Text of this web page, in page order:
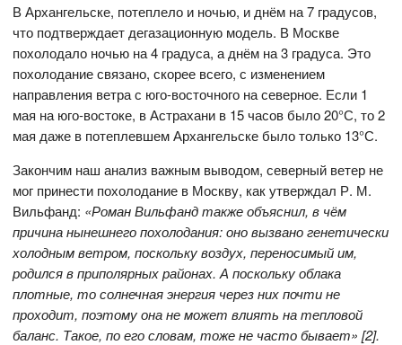
В Архангельске, потеплело и ночью, и днём на 7 градусов,
что подтверждает дегазационную модель. В Москве
похолодало ночью на 4 градуса, а днём на 3 градуса. Это
похолодание связано, скорее всего, с изменением
направления ветра с юго-восточного на северное. Если 1
мая на юго-востоке, в Астрахани в 15 часов было 20°С, то 2
мая даже в потеплевшем Архангельске было только 13°С.
Закончим наш анализ важным выводом, северный ветер не
мог принести похолодание в Москву, как утверждал Р. М.
Вильфанд: «Роман Вильфанд также объяснил, в чём
причина нынешнего похолодания: оно вызвано генетически
холодным ветром, поскольку воздух, переносимый им,
родился в приполярных районах. А поскольку облака
плотные, то солнечная энергия через них почти не
проходит, поэтому она не может влиять на тепловой
баланс. Такое, по его словам, тоже не часто бывает» [2].